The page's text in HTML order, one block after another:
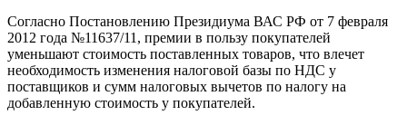
Согласно Постановлению Президиума ВАС РФ от 7 февраля
2012 года №11637/11, премии в пользу покупателей
уменьшают стоимость поставленных товаров, что влечет
необходимость изменения налоговой базы по НДС у
поставщиков и сумм налоговых вычетов по налогу на
добавленную стоимость у покупателей.